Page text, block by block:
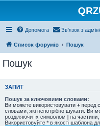
Допомога Зв'язок з
Список форумів Пошук
Пошук
ЗАПИТ
Пошук за ключовими словами:
Ви можете використовувати + перед
словами, які непотрібно шукати. Ви
розділяючи їх символом | на частини,
Використовуйте * в якості шаблона